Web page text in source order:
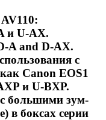
и U-AX.
A and D-AX.
с
Canon EOS1
и U-BXP.
большими зум-
в боксах серии